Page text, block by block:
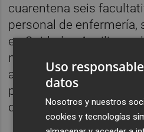
cuarentena seis
personal de enfermería,
en Cuidados Auxiliares
ningún celador, ningún
administrativos, uno en
persona sanitario y
de personal no sanitario
Uso
datos
Nosotros y nuestros
cookies y tecnologías